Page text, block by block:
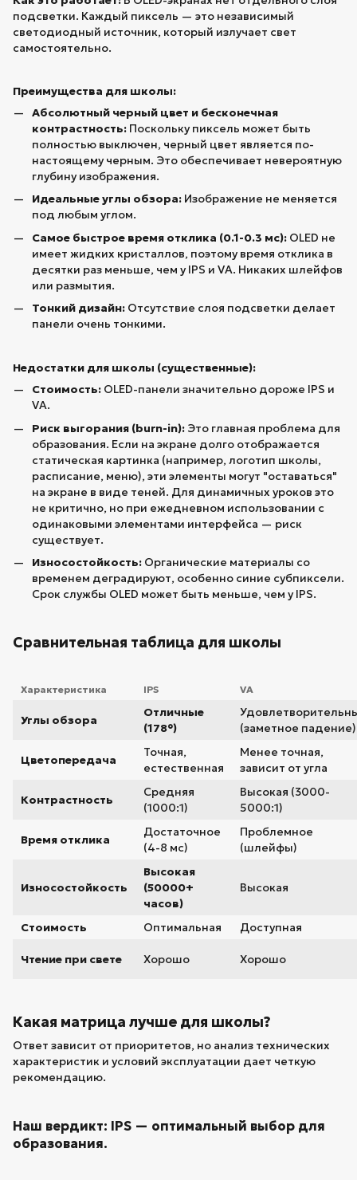
подсветки. Каждый пиксель — это независимый
светодиодный источник, который излучает свет
самостоятельно.
Преимущества для школы:
Абсолютный черный цвет и бесконечная
контрастность: Поскольку пиксель может быть
полностью выключен, черный цвет является по-
настоящему черным. Это обеспечивает невероятную
глубину изображения.
Идеальные углы обзора: Изображение не меняется
под любым углом.
Самое быстрое время отклика (0.1-0.3 мс): OLED не
имеет жидких кристаллов, поэтому время отклика в
десятки раз меньше, чем у IPS и VA. Никаких шлейфов
или размытия.
Тонкий дизайн: Отсутствие слоя подсветки делает
панели очень тонкими.
Недостатки для школы (существенные):
Стоимость: OLED-панели значительно дороже IPS и
VA.
Риск выгорания (burn-in): Это главная проблема для
образования. Если на экране долго отображается
статическая картинка (например, логотип школы,
расписание, меню), эти элементы могут "оставаться"
на экране в виде теней. Для динамичных уроков это
не критично, но при ежедневном использовании с
одинаковыми элементами интерфейса — риск
существует.
Износостойкость: Органические материалы со
временем деградируют, особенно синие субпиксели.
Срок службы OLED может быть меньше, чем у IPS.
Сравнительная таблица для школы
Характеристика IPS VA
Углы обзора
Отличные
(178°)
(заметное падение)
Цветопередача
Точная,
естественная
Менее точная,
зависит от угла
Контрастность
Средняя
(1000:1)
Высокая (3000-
5000:1)
Время отклика
Достаточное
(4-8 мс)
Проблемное
(шлейфы)
Износостойкость
Высокая
(50000+
часов)
Высокая
Стоимость Оптимальная Доступная
Чтение при свете Хорошо Хорошо
Какая матрица лучше для школы?
Ответ зависит от приоритетов, но анализ технических
характеристик и условий эксплуатации дает четкую
рекомендацию.
Наш вердикт: IPS — оптимальный выбор для
образования.